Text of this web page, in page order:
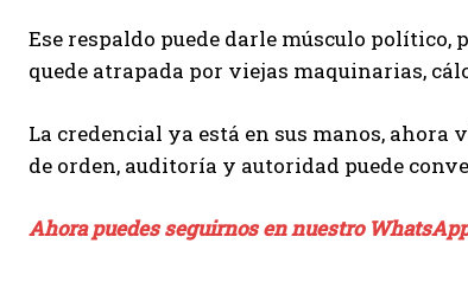
Ese respaldo puede darle músculo
quede atrapada por viejas maquinarias,
La credencial ya está en sus manos,
de orden, auditoría y autoridad puede
Ahora puedes seguirnos en nuestro